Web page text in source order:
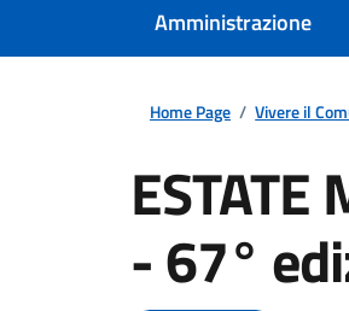
Amministrazione
Home Page / Vivere il
ESTATE
- 67°